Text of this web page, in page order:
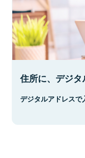
住所に、デジタ
デジタルアドレスで